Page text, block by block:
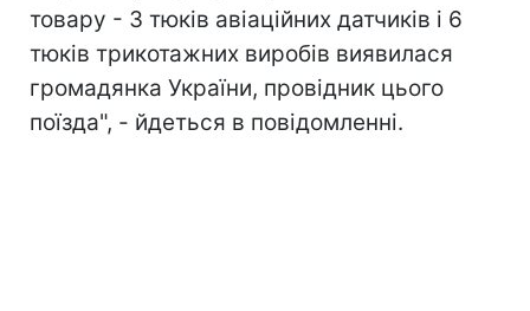
товару - 3 тюків авіаційних датчиків і 6
тюків трикотажних виробів виявилася
громадянка України, провідник цього
поїзда", - йдеться в повідомленні.